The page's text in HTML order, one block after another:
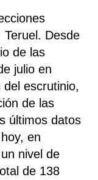
Desde
de las
julio en
escrutinio,
de las
últimos datos
en
nivel de
de 138